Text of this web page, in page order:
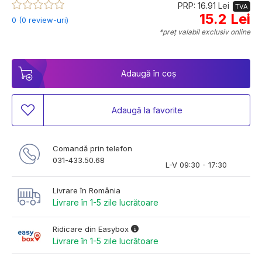
0 (0 review-uri)
PRP: 16.91 Lei TVA
15.2 Lei
*preț valabil exclusiv online
Adaugă în coș
Adaugă la favorite
Comandă prin telefon
031-433.50.68
L-V 09:30 - 17:30
Livrare în România
Livrare în 1-5 zile lucrătoare
Ridicare din Easybox
Livrare în 1-5 zile lucrătoare